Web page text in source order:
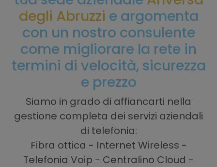
degli Abruzzi e argomenta
con un nostro consulente
come migliorare la rete in
termini di velocità, sicurezza
e prezzo
Siamo in grado di affiancarti nella
gestione completa dei servizi aziendali
di telefonia:
Fibra ottica - Internet Wireless -
Telefonia Voip - Centralino Cloud -